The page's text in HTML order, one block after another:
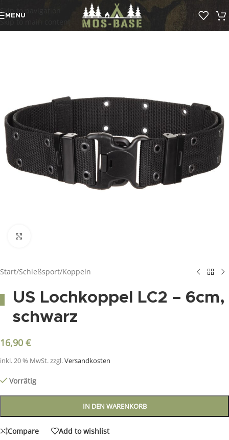
Skip to navigation
Skip to main content
MENU
Start/Schießsport/Koppeln
US Lochkoppel LC2 – 6cm,
schwarz
16,90 €
inkl. 20 % MwSt.zzgl.Versandkosten
Vorrätig
IN DEN WARENKORB
Compare Add to wishlist